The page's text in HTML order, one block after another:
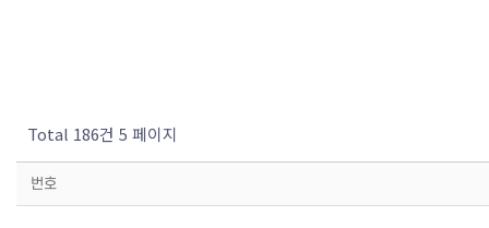
Total 186건 5 페이지
번호